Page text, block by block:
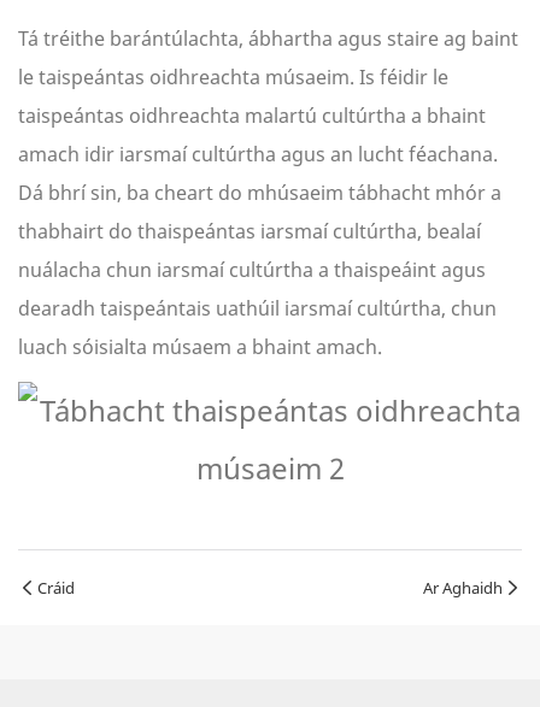
Tá tréithe barántúlachta, ábhartha agus staire ag baint
le taispeántas oidhreachta músaeim. Is féidir le
taispeántas oidhreachta malartú cultúrtha a bhaint
amach idir iarsmaí cultúrtha agus an lucht féachana.
Dá bhrí sin, ba cheart do mhúsaeim tábhacht mhór a
thabhairt do thaispeántas iarsmaí cultúrtha, bealaí
nuálacha chun iarsmaí cultúrtha a thaispeáint agus
dearadh taispeántais uathúil iarsmaí cultúrtha, chun
luach sóisialta músaem a bhaint amach.
Cráid Ar Aghaidh